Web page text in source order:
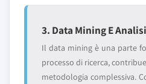
3. Data Mining E
Il data mining è una parte
processo di ricerca,
metodologia complessiva.